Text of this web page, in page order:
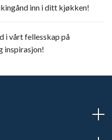
inn i ditt kjøkken!
i vårt fellesskap på
inspirasjon!